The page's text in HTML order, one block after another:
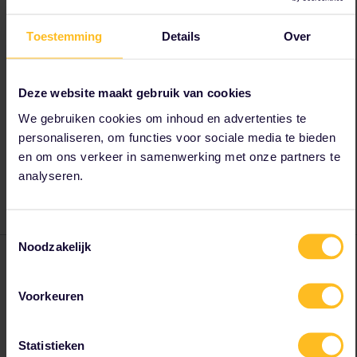
Toestemming Details Over
Deze website maakt gebruik van cookies
We gebruiken cookies om inhoud en advertenties te
personaliseren, om functies voor sociale media te bieden
en om ons verkeer in samenwerking met onze partners te
analyseren.
Noodzakelijk
Voorkeuren
Statistieken
Van:Nice Ville
Naar:
Gemiddelde reistijd:
Zitplaatsen reserveren: niet noodzakelijk
Bekijk treinverbindingen en
reserveringsmogelijkheden in de
dienstregeling